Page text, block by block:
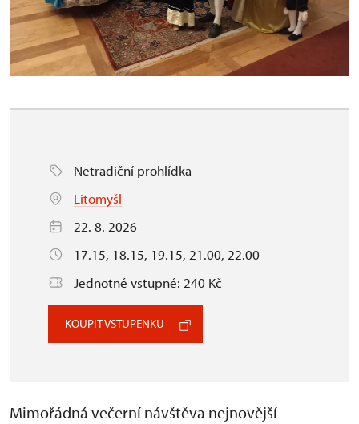
Netradiční prohlídka
Litomyšl
22. 8. 2026
17.15, 18.15, 19.15, 21.00, 22.00
Jednotné vstupné: 240 Kč
KOUPIT VSTUPENKU
Mimořádná večerní návštěva nejnovější